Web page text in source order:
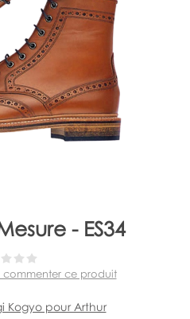
- ES34
commenter ce produit
Kogyo pour Arthur